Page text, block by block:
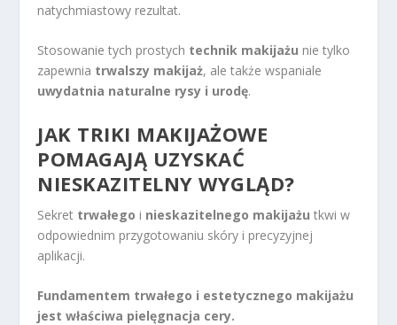
natychmiastowy rezultat.
Stosowanie tych prostych technik makijażu nie tylko
zapewnia trwalszy makijaż, ale także wspaniale
uwydatnia naturalne rysy i urodę.
JAK TRIKI MAKIJAŻOWE
POMAGAJĄ UZYSKAĆ
NIESKAZITELNY WYGLĄD?
Sekret trwałego i nieskazitelnego makijażu tkwi w
odpowiednim przygotowaniu skóry i precyzyjnej
aplikacji.
Fundamentem trwałego i estetycznego makijażu
jest właściwa pielęgnacja cery.